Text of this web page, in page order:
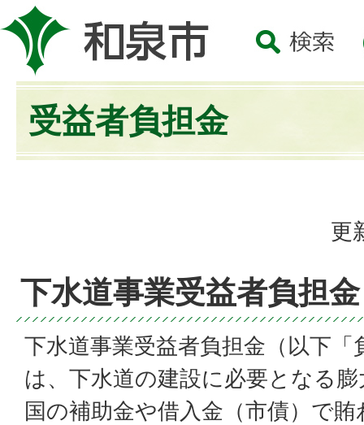
受益者負担金
更
下水道事業受益者負担
下水道事業受益者負担金（以下
は、下水道の建設に必要となる
国の補助金や借入金（市債）で